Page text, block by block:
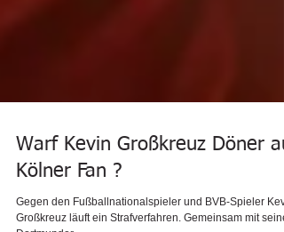
Warf Kevin Großkreuz Döner